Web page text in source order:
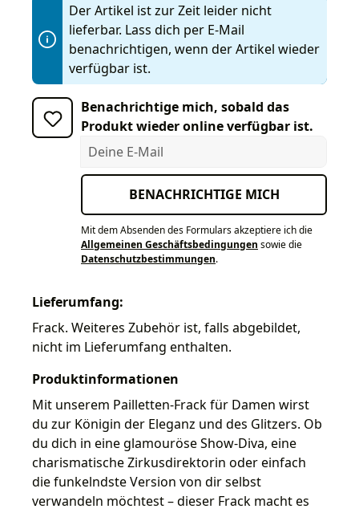
Der Artikel ist zur Zeit leider nicht
lieferbar. Lass dich per E-Mail
benachrichtigen, wenn der Artikel wieder
verfügbar ist.
Benachrichtige mich, sobald das
Produkt wieder online verfügbar ist.
Deine E-Mail
BENACHRICHTIGE MICH
Mit dem Absenden des Formulars akzeptiere ich die
Allgemeinen Geschäftsbedingungen sowie die
Datenschutzbestimmungen.
Lieferumfang:
Frack. Weiteres Zubehör ist, falls abgebildet,
nicht im Lieferumfang enthalten.
Produktinformationen
Mit unserem Pailletten-Frack für Damen wirst
du zur Königin der Eleganz und des Glitzers. Ob
du dich in eine glamouröse Show-Diva, eine
charismatische Zirkusdirektorin oder einfach
die funkelndste Version von dir selbst
verwandeln möchtest – dieser Frack macht es